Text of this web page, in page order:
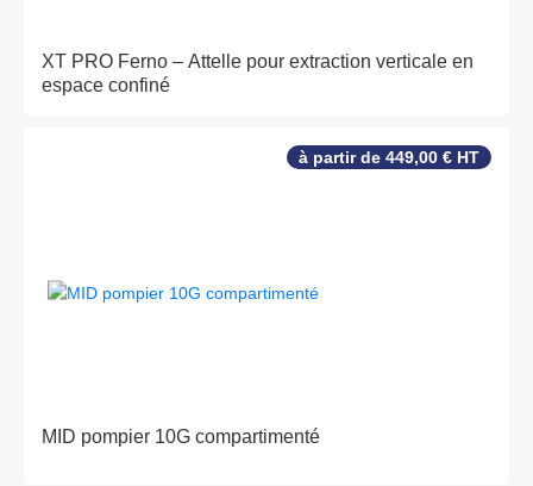
XT PRO Ferno – Attelle pour extraction verticale en
espace confiné
à partir de 449,00 € HT
MID pompier 10G compartimenté